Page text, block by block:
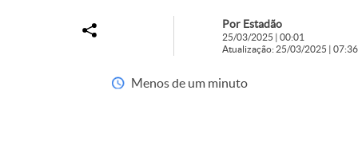
Por Estadão
25/03/2025 | 00:01
Atualização: 25/03/2025 | 07:36
Menos de um minuto